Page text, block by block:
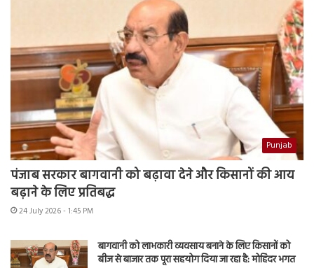
Punjab
पंजाब सरकार बागवानी को बढ़ावा देने और किसानों की आय
बढ़ाने के लिए प्रतिबद्ध
24 July 2026 - 1:45 PM
बागवानी को लाभकारी व्यवसाय बनाने के लिए किसानों को
बीज से बाजार तक पूरा सहयोग दिया जा रहा है: मोहिंदर भगत